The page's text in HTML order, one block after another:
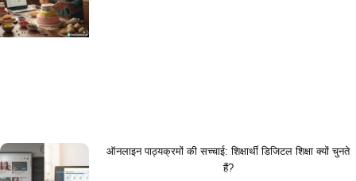
ऑनलाइन पाठ्यक्रमों की सच्चाई: शिक्षार्थी डिजिटल शिक्षा क्यों चुनते
हैं?